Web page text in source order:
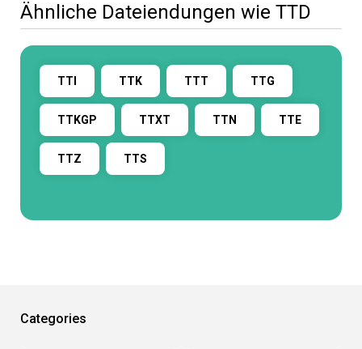
Ähnliche Dateiendungen wie TTD
TTI TTK TTT TTG
TTKGP TTXT TTN TTE
TTZ TTS
Categories